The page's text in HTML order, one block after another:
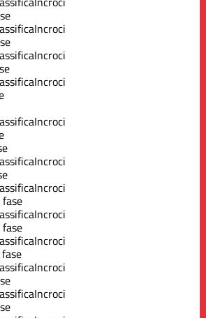
Incroci
Incroci
Incroci
Incroci
Incroci
Incroci
Incroci
Incroci
Incroci
Incroci